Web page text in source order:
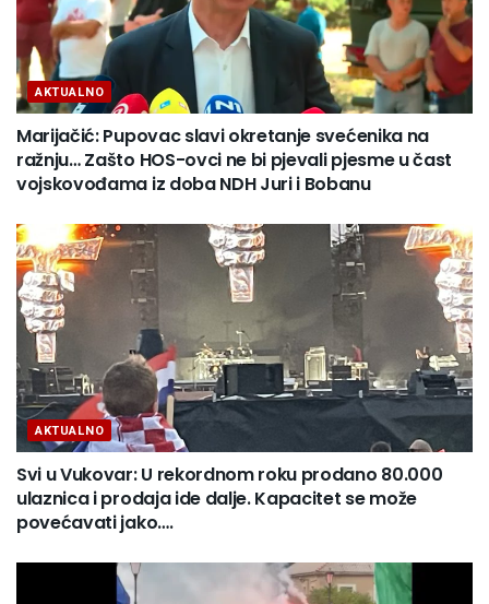
AKTUALNO
Marijačić: Pupovac slavi okretanje svećenika na
ražnju… Zašto HOS-ovci ne bi pjevali pjesme u čast
vojskovođama iz doba NDH Juri i Bobanu
AKTUALNO
Svi u Vukovar: U rekordnom roku prodano 80.000
ulaznica i prodaja ide dalje. Kapacitet se može
povećavati jako….